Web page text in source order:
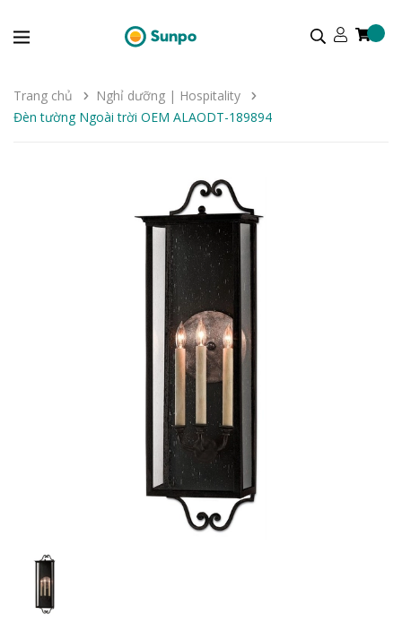
Trang chủ
Nghỉ dưỡng | Hospitality
Đèn tường Ngoài trời OEM ALAODT-189894